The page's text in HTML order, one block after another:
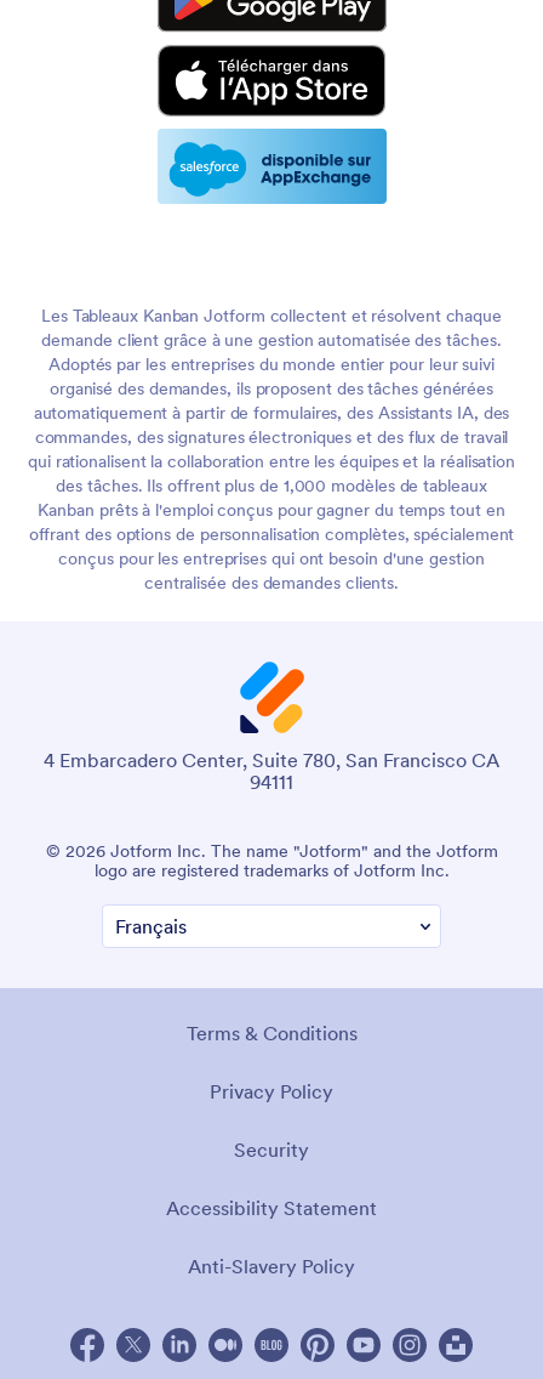
Les Tableaux Kanban Jotform collectent et résolvent chaque
demande client grâce à une gestion automatisée des tâches.
Adoptés par les entreprises du monde entier pour leur suivi
organisé des demandes, ils proposent des tâches générées
automatiquement à partir de formulaires, des Assistants IA, des
commandes, des signatures électroniques et des flux de travail
qui rationalisent la collaboration entre les équipes et la réalisation
des tâches. Ils offrent plus de 1,000 modèles de tableaux
Kanban prêts à l'emploi conçus pour gagner du temps tout en
offrant des options de personnalisation complètes, spécialement
conçus pour les entreprises qui ont besoin d'une gestion
centralisée des demandes clients.
4 Embarcadero Center, Suite 780, San Francisco CA
94111
© 2026 Jotform Inc. The name "Jotform" and the Jotform
logo are registered trademarks of Jotform Inc.
Terms & Conditions
Privacy Policy
Security
Accessibility Statement
Anti-Slavery Policy